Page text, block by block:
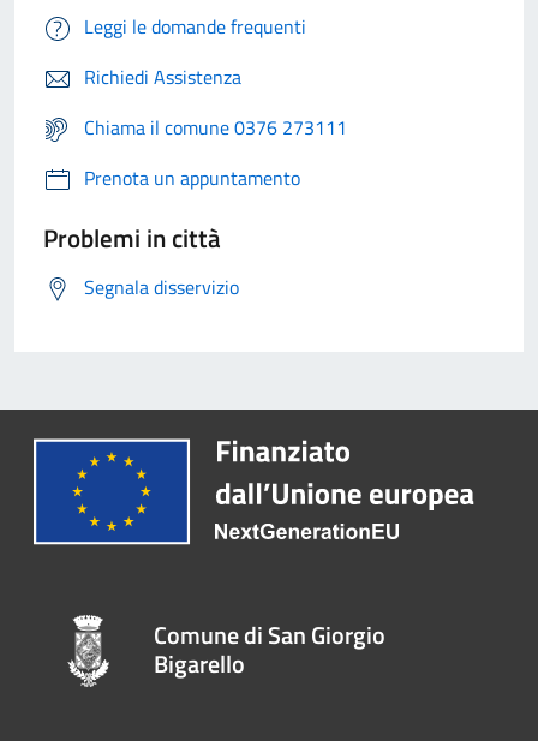
Leggi le domande frequenti
Richiedi Assistenza
Chiama il comune 0376 273111
Prenota un appuntamento
Problemi in città
Segnala disservizio
Comune di San Giorgio
Bigarello